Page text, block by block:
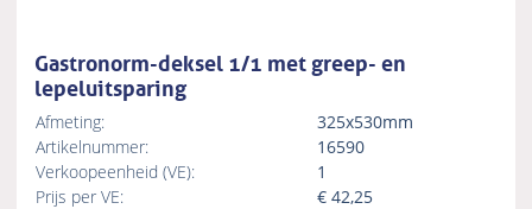
Gastronorm-deksel 1/1 met greep- en
lepeluitsparing
Afmeting:
325x530mm
Artikelnummer:
16590
Verkoopeenheid (VE):
1
Prijs per VE:
€42,25